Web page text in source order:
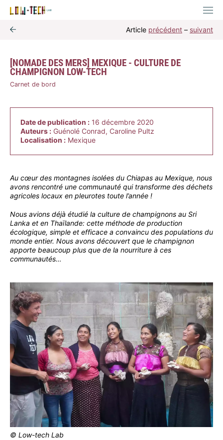
Article précédent – suivant
[NOMADE DES MERS] MEXIQUE - CULTURE DE
CHAMPIGNON LOW-TECH
Carnet de bord
Date de publication : 16 décembre 2020
Auteurs : Guénolé Conrad, Caroline Pultz
Localisation : Mexique
Au cœur des montagnes isolées du Chiapas au Mexique, nous
avons rencontré une communauté qui transforme des déchets
agricoles locaux en pleurotes toute l’année !
Nous avions déjà étudié la culture de champignons au Sri
Lanka et en Thaïlande: cette méthode de production
écologique, simple et efficace a convaincu des populations du
monde entier. Nous avons découvert que le champignon
apporte beaucoup plus que de la nourriture à ces
communautés…
© Low-tech Lab